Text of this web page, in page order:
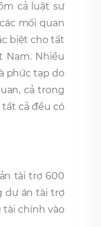
cả luật sư
mối quan
biệt cho tất
Nam. Nhiều
phức tạp do
cả trong
cả đều có
tài trợ 600
dự án tài trợ
chính vào